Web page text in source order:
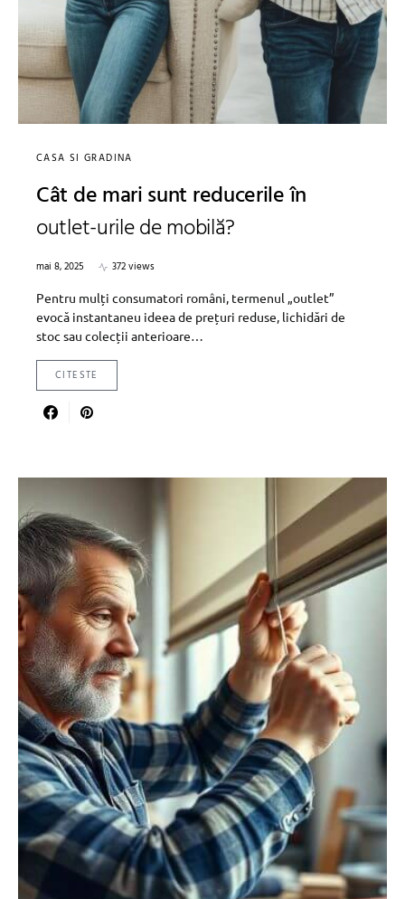
CASA SI GRADINA
Cât de mari sunt reducerile în
outlet-urile de mobilă?
mai 8, 2025
372 views
Pentru mulți consumatori români, termenul „outlet”
evocă instantaneu ideea de prețuri reduse, lichidări de
stoc sau colecții anterioare…
CITESTE